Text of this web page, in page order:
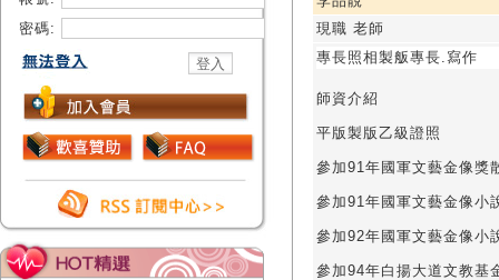
密碼:
現職 老師
專長照相製舨專長.寫作
師資介紹
平版製版乙級證照
參加91年國軍文藝金像獎
參加91年國軍文藝金像小
參加92年國軍文藝金像小
參加94年白揚大道文教基